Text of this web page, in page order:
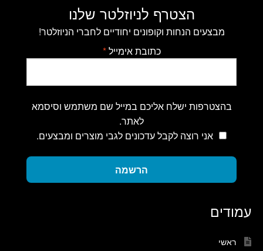
הצטרף לניוזלטר שלנו
מבצעים הנחות וקופונים יחודיים לחברי הניוזלטר!
כתובת אימייל*
בהצטרפות ישלח אליכם במייל שם משתמש וסיסמא
לאתר.
אני רוצה לקבל עדכונים לגבי מוצרים ומבצעים.
הרשמה
עמודים
ראשי